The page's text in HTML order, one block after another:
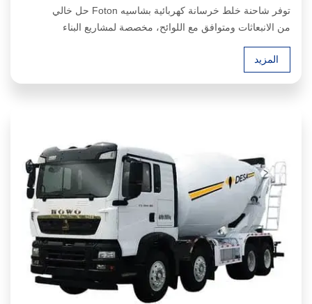
توفر شاحنة خلط خرسانة كهربائية بشاسيه Foton حل خالي
من الانبعاثات ومتوافق مع اللوائح، مخصصة لمشاريع البناء
المستدامة. تجمع بين قوة موثوقة وكفاءة عالية في استهلاك
الطاقة، مما يضمن أداء مستقر في ظروف التشغيل الصعبة مع
المزيد